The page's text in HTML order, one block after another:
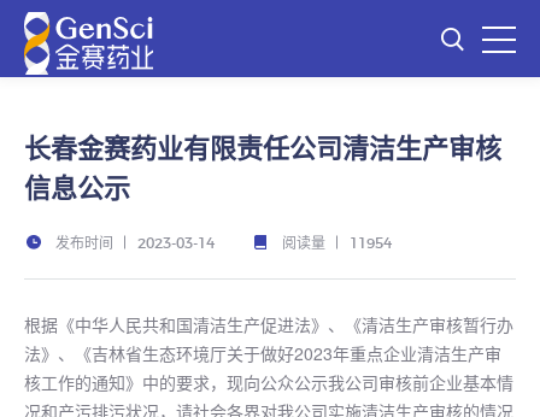
长春金赛药业有限责任公司清洁生产审核
信息公示
发布时间 2023-03-14 阅读量 11954
根据《中华人民共和国清洁生产促进法》、《清洁生产审核暂行办
法》、《吉林省生态环境厅关于做好2023年重点企业清洁生产审
核工作的通知》中的要求，现向公众公示我公司审核前企业基本情
况和产污排污状况，请社会各界对我公司实施清洁生产审核的情况